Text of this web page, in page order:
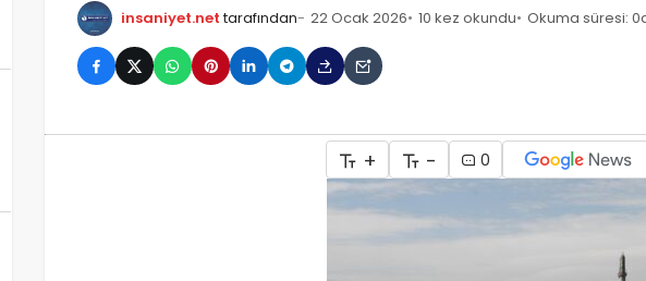
insaniyet.net tarafından 22 Ocak 2026 10 kez okundu Okuma süresi:
+ - 0